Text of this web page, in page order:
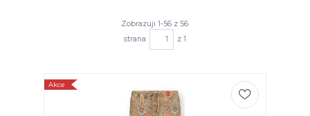
Zobrazuji 1-56 z 56
strana
z 1
Akce